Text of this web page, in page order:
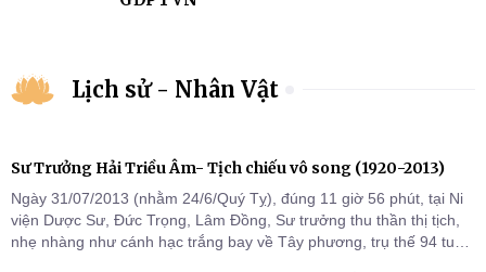
Lịch sử - Nhân Vật
Sư Trưởng Hải Triều Âm- Tịch chiếu vô song (1920-2013)
Ngày 31/07/2013 (nhằm 24/6/Quý Tỵ), đúng 11 giờ 56 phút, tại Ni
viện Dược Sư, Đức Trọng, Lâm Đồng, Sư trưởng thu thần thị tịch,
nhẹ nhàng như cánh hạc trắng bay về Tây phương, trụ thế 94 tuổi